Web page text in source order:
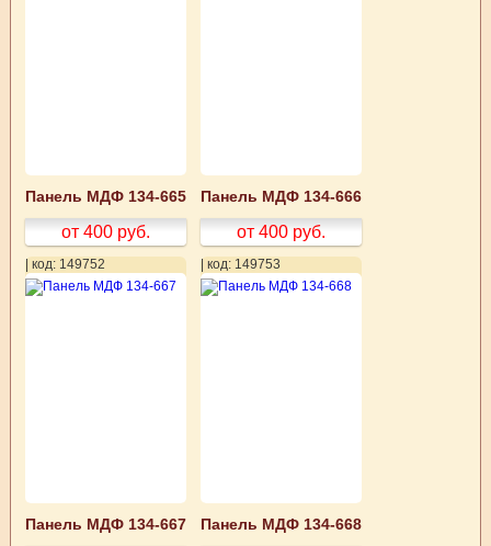
Панель МДФ 134-665
от 400 руб.
Панель МДФ 134-666
от 400 руб.
| код: 149752
Панель МДФ 134-667
| код: 149753
Панель МДФ 134-668